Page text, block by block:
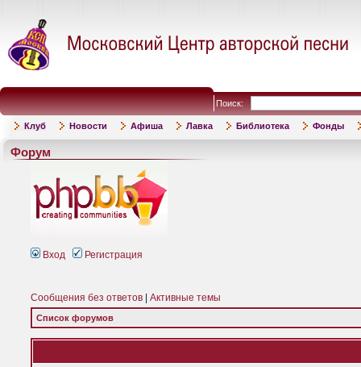
Поиск:
Клуб Новости Афиша Лавка Библиотека Фонды
Форум
Вход Регистрация
Сообщения без ответов Активные темы
Список форумов